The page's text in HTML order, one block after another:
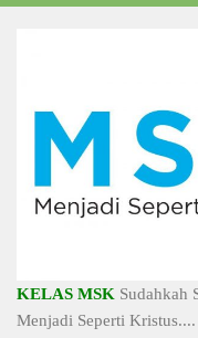
KELAS MSK Sudahkah
Menjadi Seperti Kristus....